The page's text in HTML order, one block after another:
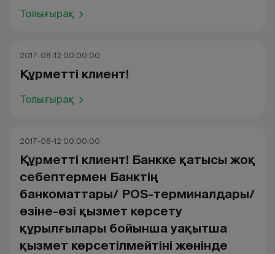
Толығырақ
2017-08-12 00:00:00
Құрметті клиент!
Толығырақ
2017-08-12 00:00:00
Құрметті клиент! Банкке қатысы жоқ
себептермен Банктің
банкоматтары/ POS-терминалдары/
өзіне-өзі қызмет көрсету
құрылғылары бойынша уақытша
қызмет көрсетілмейтіні жөнінде